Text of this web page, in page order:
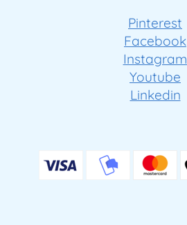
Pinterest
Facebook
Instagram
Youtube
Linkedin